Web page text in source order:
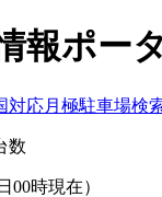
報ポー
対応月極駐車場検
数
00時現在）